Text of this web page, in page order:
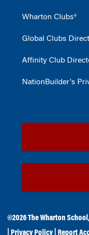
Wharton Clubs®
Global Clubs
Affinity Club
NationBuilder's
©2026The Wharton School
Privacy Policy Report